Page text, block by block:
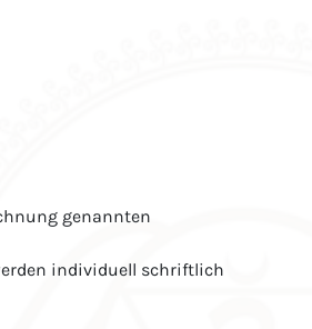
genannten
individuell schriftlich